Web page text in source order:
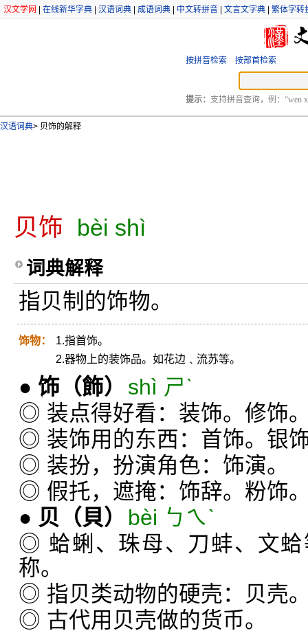
汉文学网 在线新华字典 汉语词典 成语词典 中文转拼音 文言文字典 繁体字转
按拼音检索 按部首检索
提示： 支持拼音查询，例：“wen
汉语词典> 贝饰的解释
贝饰 bèi shì
词典解释
指贝制的饰物。
饰物：
1.指首饰。
2.器物上的装饰品。如花边﹑流苏等。
● 饰 （飾）
shì ㄕˋ
◎ 装点得好看：装饰。修饰
◎ 装饰用的东西：首饰。银
◎ 装扮，扮演角色：饰演。
◎ 假托，遮掩：饰辞。粉饰
● 贝 （貝）
bèi ㄅㄟˋ
◎ 蛤蜊、珠母、刀蚌、文
称。
◎ 指贝类动物的硬壳：贝壳
◎ 古代用贝壳做的货币。